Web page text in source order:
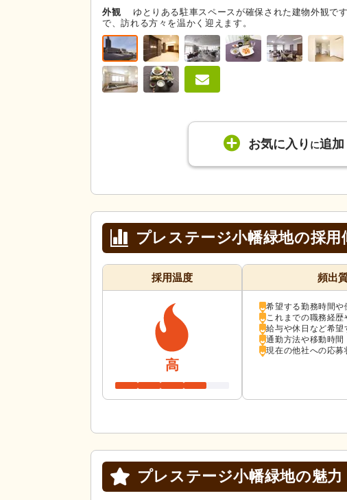
外観
ゆとりある駐車スペースが確保された建物外観で
で、訪れる方々を温かく迎えます。
お気に入り に追加
プレステージ小幡緑地の採用
採用温度
高
頻出
希望する勤務時間や
これまでの職務経歴
給与や休日など希望
通勤方法や移動時間
現在の他社への応募
プレステージ小幡緑地の魅力